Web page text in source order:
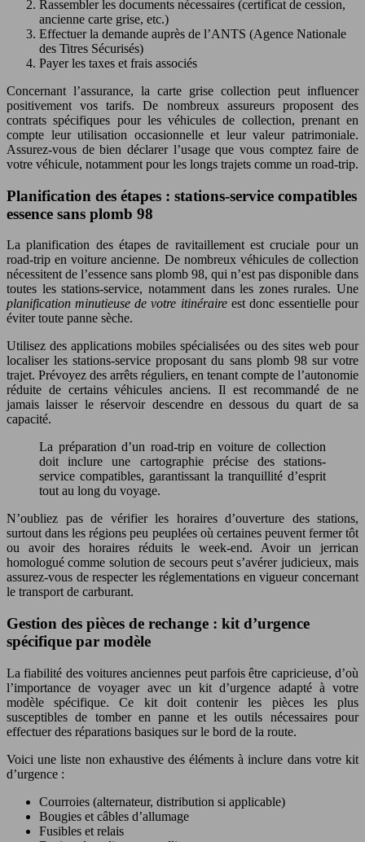
Rassembler les documents nécessaires (certificat de cession,
ancienne carte grise, etc.)
Effectuer la demande auprès de l’ANTS (Agence Nationale
des Titres Sécurisés)
Payer les taxes et frais associés
Concernant l’assurance, la carte grise collection peut influencer
positivement vos tarifs. De nombreux assureurs proposent des
contrats spécifiques pour les véhicules de collection, prenant en
compte leur utilisation occasionnelle et leur valeur patrimoniale.
Assurez-vous de bien déclarer l’usage que vous comptez faire de
votre véhicule, notamment pour les longs trajets comme un road-trip.
Planification des étapes : stations-service compatibles
essence sans plomb 98
La planification des étapes de ravitaillement est cruciale pour un
road-trip en voiture ancienne. De nombreux véhicules de collection
nécessitent de l’essence sans plomb 98, qui n’est pas disponible dans
toutes les stations-service, notamment dans les zones rurales. Une
planification minutieuse de votre itinéraire est donc essentielle pour
éviter toute panne sèche.
Utilisez des applications mobiles spécialisées ou des sites web pour
localiser les stations-service proposant du sans plomb 98 sur votre
trajet. Prévoyez des arrêts réguliers, en tenant compte de l’autonomie
réduite de certains véhicules anciens. Il est recommandé de ne
jamais laisser le réservoir descendre en dessous du quart de sa
capacité.
La préparation d’un road-trip en voiture de collection
doit inclure une cartographie précise des stations-
service compatibles, garantissant la tranquillité d’esprit
tout au long du voyage.
N’oubliez pas de vérifier les horaires d’ouverture des stations,
surtout dans les régions peu peuplées où certaines peuvent fermer tôt
ou avoir des horaires réduits le week-end. Avoir un jerrican
homologué comme solution de secours peut s’avérer judicieux, mais
assurez-vous de respecter les réglementations en vigueur concernant
le transport de carburant.
Gestion des pièces de rechange : kit d’urgence
spécifique par modèle
La fiabilité des voitures anciennes peut parfois être capricieuse, d’où
l’importance de voyager avec un kit d’urgence adapté à votre
modèle spécifique. Ce kit doit contenir les pièces les plus
susceptibles de tomber en panne et les outils nécessaires pour
effectuer des réparations basiques sur le bord de la route.
Voici une liste non exhaustive des éléments à inclure dans votre kit
d’urgence :
Courroies (alternateur, distribution si applicable)
Bougies et câbles d’allumage
Fusibles et relais